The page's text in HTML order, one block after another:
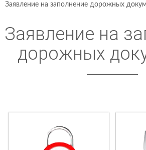
Заявление на заполнение дорожных
Заявление на
дорожных